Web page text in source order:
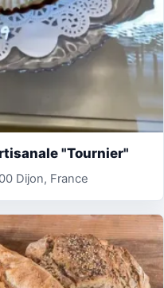
"Tournier"
Dijon, France